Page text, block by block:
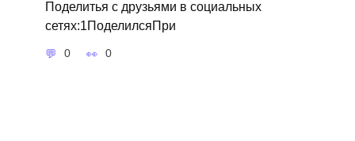
Поделитья с друзьями в социальных
сетях:1ПоделилсяПри
0 0